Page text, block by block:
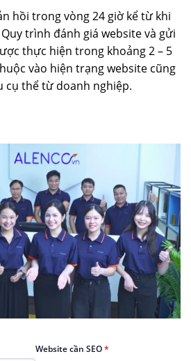
hồi trong vòng 24 giờ kể từ khi
trình đánh giá website và gửi
thực hiện trong khoảng 2 – 5
vào hiện trạng website cũng
cụ thể từ doanh nghiệp.
Website cần SEO*